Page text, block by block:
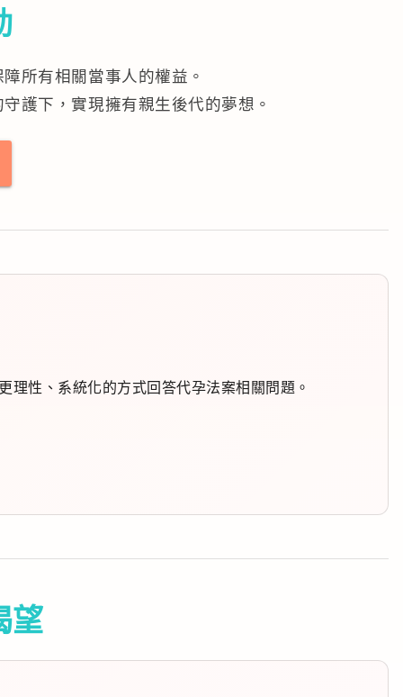
所有相關當事人的權益。
護下，實現擁有親生後代的夢想。
性、系統化的方式回答代孕法案相關問題。
望